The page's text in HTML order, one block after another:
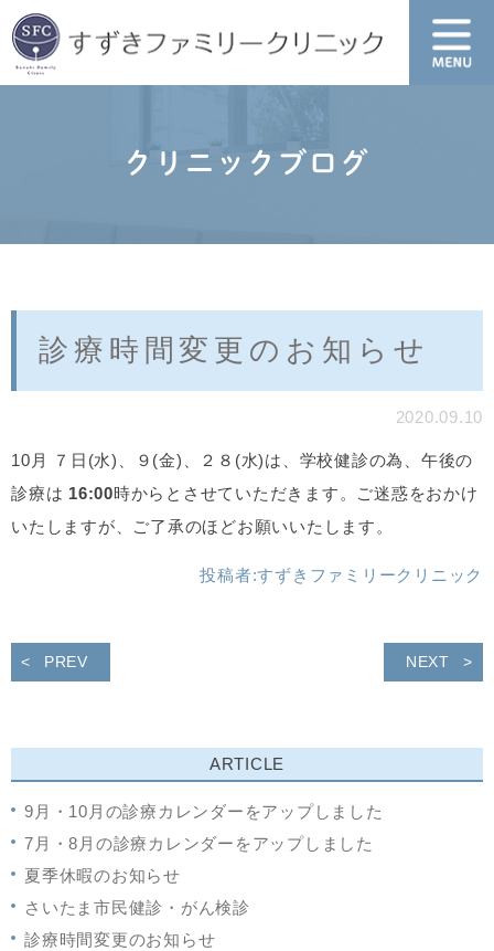
クリニックブログ
診療時間変更のお知らせ
2020.09.10
10 月 ７日 (水) 、９ (金) 、２８ (水)は、学校健診の為、午後の
診療は 16:00時からとさせていただきます。ご迷惑をおかけ
いたしますが、ご了承のほどお願いいたします。
投稿者:すずきファミリークリニック
PREV NEXT
ARTICLE
9月・10月の診療カレンダーをアップしました
7月・8月の診療カレンダーをアップしました
夏季休暇のお知らせ
さいたま市民健診・がん検診
診療時間変更のお知らせ